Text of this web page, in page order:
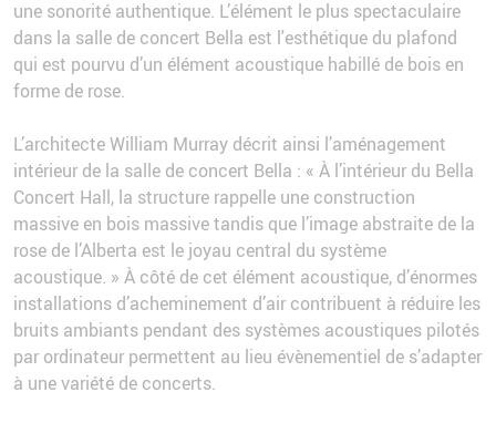
une sonorité authentique. L’élément le plus spectaculaire
dans la salle de concert Bella est l'esthétique du plafond
qui est pourvu d’un élément acoustique habillé de bois en
forme de rose.
L’architecte William Murray décrit ainsi l’aménagement
intérieur de la salle de concert Bella : « À l’intérieur du Bella
Concert Hall, la structure rappelle une construction
massive en bois massive tandis que l’image abstraite de la
rose de l’Alberta est le joyau central du système
acoustique. » À côté de cet élément acoustique, d’énormes
installations d’acheminement d’air contribuent à réduire les
bruits ambiants pendant des systèmes acoustiques pilotés
par ordinateur permettent au lieu évènementiel de s’adapter
à une variété de concerts.